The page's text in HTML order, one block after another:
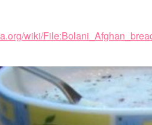
wiki/